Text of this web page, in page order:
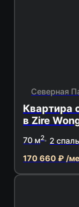
Северная
Квартира
в Zire
70 м2 2
170 660 ₽ /